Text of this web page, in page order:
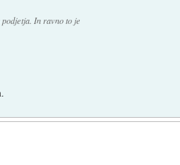
In ravno to je